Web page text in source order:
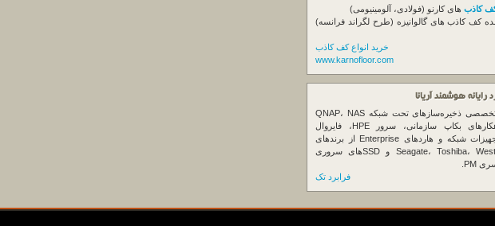
کاذب های کارنو (فولادی، آلومینیومی)
کف کاذب های گالوانیزه (طرح لگراند فرانسه)
خرید انواع کف کاذب
www.karnofloor.com
هوشمند آریانا
تأمین‌کننده تخصصی ذخیره‌سازهای تحت شبکه QNAP، NAS
کیونپ، راهکارهای بکاپ سازمانی، سرور HPE، فایروال
Fortinet، تجهیزات شبکه و هاردهای Enterprise از برندهای
Seagate، Toshiba، Western Digital و SSDهای سروری
فرابرد تک